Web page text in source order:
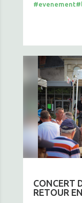
#evenement
CONCERT
RETOUR